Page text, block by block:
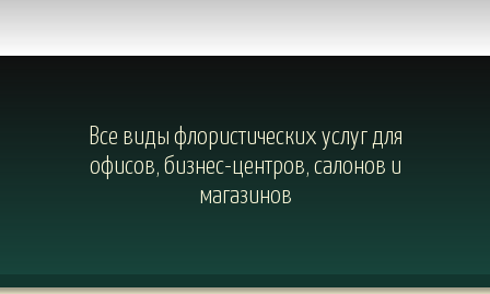
Все виды флористических услуг для
офисов, бизнес-центров, салонов и
магазинов